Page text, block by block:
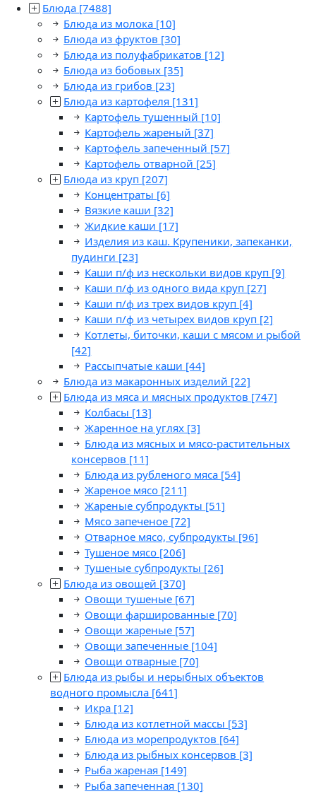
Блюда [7488]
Блюда из молока [10]
Блюда из фруктов [30]
Блюда из полуфабрикатов [12]
Блюда из бобовых [35]
Блюда из грибов [23]
Блюда из картофеля [131]
Картофель тушенный [10]
Картофель жареный [37]
Картофель запеченный [57]
Картофель отварной [25]
Блюда из круп [207]
Концентраты [6]
Вязкие каши [32]
Жидкие каши [17]
Изделия из каш. Крупеники, запеканки,
пудинги [23]
Каши п/ф из нескольки видов круп [9]
Каши п/ф из одного вида круп [27]
Каши п/ф из трех видов круп [4]
Каши п/ф из четырех видов круп [2]
Котлеты, биточки, каши с мясом и рыбой
[42]
Рассыпчатые каши [44]
Блюда из макаронных изделий [22]
Блюда из мяса и мясных продуктов [747]
Колбасы [13]
Жаренное на углях [3]
Блюда из мясных и мясо-растительных
консервов [11]
Блюда из рубленого мяса [54]
Жареное мясо [211]
Жареные субпродукты [51]
Мясо запеченое [72]
Отварное мясо, субпродукты [96]
Тушеное мясо [206]
Тушеные субпродукты [26]
Блюда из овощей [370]
Овощи тушеные [67]
Овощи фаршированные [70]
Овощи жареные [57]
Овощи запеченные [104]
Овощи отварные [70]
Блюда из рыбы и нерыбных объектов
водного промысла [641]
Икра [12]
Блюда из котлетной массы [53]
Блюда из морепродуктов [64]
Блюда из рыбных консервов [3]
Рыба жареная [149]
Рыба запеченная [130]